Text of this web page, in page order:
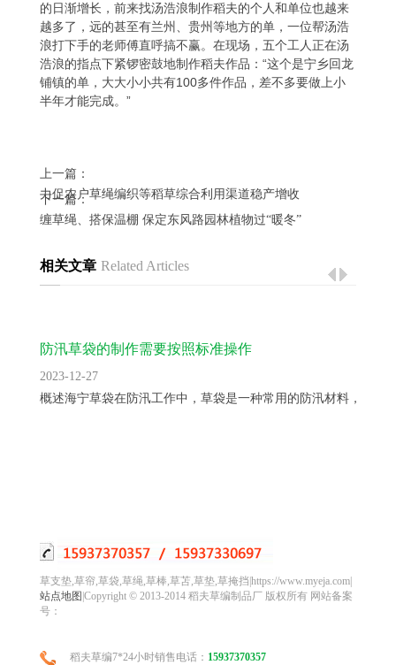
的日渐增长，前来找汤浩浪制作稻夫的个人和单位也越来
越多了，远的甚至有兰州、贵州等地方的单，一位帮汤浩
浪打下手的老师傅直呼搞不赢。在现场，五个工人正在汤
浩浪的指点下紧锣密鼓地制作稻夫作品：“这个是宁乡回龙
铺镇的单，大大小小共有100多件作品，差不多要做上小
半年才能完成。”
上一篇：
力促农户草绳编织等稻草综合利用渠道稳产增收
下一篇：
缠草绳、搭保温棚 保定东风路园林植物过“暖冬”
相关文章 Related Articles
防汛草袋的制作需要按照标准操作
2023-12-27
概述海宁草袋在防汛工作中，草袋是一种常用的防汛材料，用于...
草支垫,草帘,草袋,草绳,草棒,草苫,草垫,草掩挡|https://www.myeja.com|
站点地图 |Copyright © 2013-2014 稻夫草编制品厂 版权所有 网站备案
号：
稻夫草编7*24小时销售电话： 15937370357